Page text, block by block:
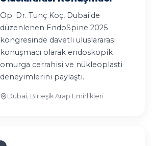
Op. Dr. Tunç Koç, Dubai'de
düzenlenen EndoSpine 2025
kongresinde davetli uluslararası
konuşmacı olarak endoskopik
omurga cerrahisi ve nükleoplasti
deneyimlerini paylaştı.
Dubai, Birleşik Arap Emirlikleri